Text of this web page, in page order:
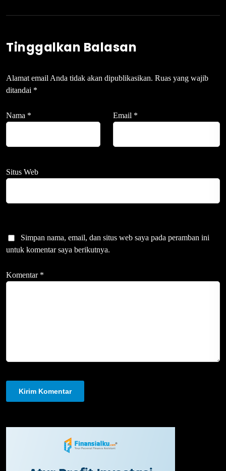
Tinggalkan Balasan
Alamat email Anda tidak akan dipublikasikan. Ruas yang wajib
ditandai *
Nama * Email *
Situs Web
Simpan nama, email, dan situs web saya pada peramban ini
untuk komentar saya berikutnya.
Komentar *